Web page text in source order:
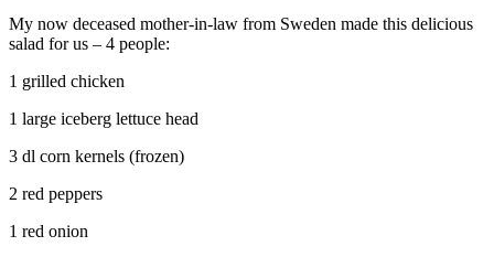
My now deceased mother-in-law from Sweden made this delicious
salad for us – 4 people:
1 grilled chicken
1 large iceberg lettuce head
3 dl corn kernels (frozen)
2 red peppers
1 red onion